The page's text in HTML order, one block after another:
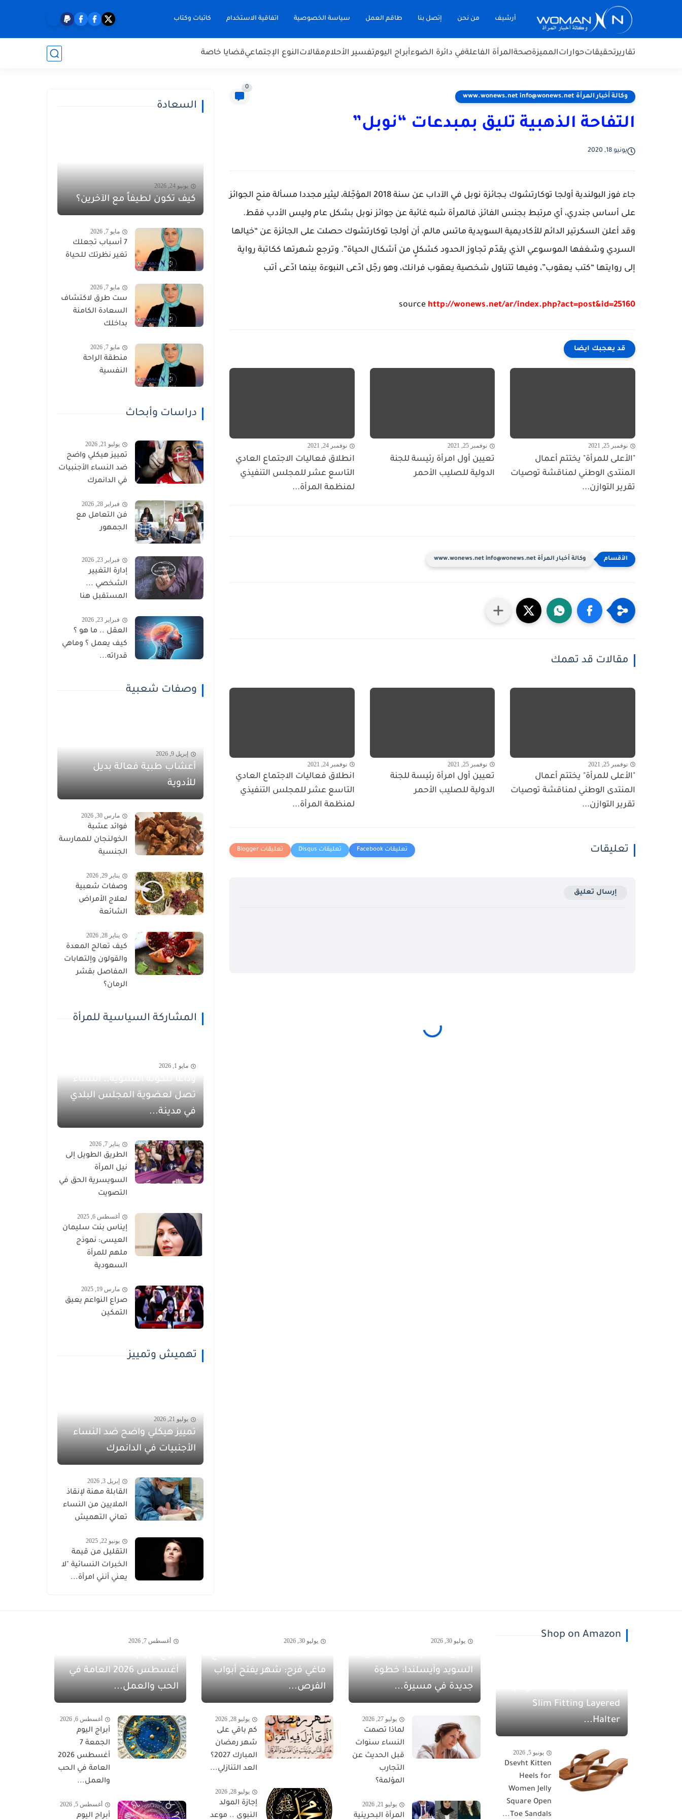
أرشيف من نحن إتصل بنا طاقم العمل سياسة الخصوصية اتفاقية الاستخدام كاتبات وكتاب
تقاريرتحقيقاتحواراتالمميزةصحةالمرأة الفاعلةفي دائرة الضوءأبراج اليومتفسير الأحلاممقالاتالنوع الإجتماعيقضايا خاصة
وكالة أخبار المرأة www.wonews.net info@wonews.net
0
التفاحة الذهبية تليق بمبدعات “نوبل”
يونيو 18, 2020
جاء فوز البولندية أولجا توكارتشوك بـجائزة نوبل في الآداب عن سنة 2018 المؤجّلة، ليثير مجددا مسألة منح الجوائز
على أساس جندري، أي مرتبط بجنس الفائز، فالمرأة شبه غائبة عن جوائز نوبل بشكل عام وليس الأدب فقط.
وقد أعلن السكرتير الدائم للأكاديمية السويدية ماتس مالم، أن أولجا توكارتشوك حصلت على الجائزة عن “خيالها
السردي وشغفها الموسوعي الذي يقدّم تجاوز الحدود كشكلٍ من أشكال الحياة”. وترجع شهرتها ككاتبة رواية
إلى روايتها “كتب يعقوب”، وفيها تتناول شخصية يعقوب فرانك، وهو رجّل ادّعى النبوءة بينما ادّعى أتب
source http://wonews.net/ar/index.php?act=post&id=25160
قد يعجبك ايضا
نوفمبر 25, 2021
"الأعلى للمرأة" يختتم أعمال
المنتدى الوطني لمناقشة توصيات
تقرير التوازن...
نوفمبر 25, 2021
تعيين أول امرأة رئيسة للجنة
الدولية للصليب الأحمر
نوفمبر 24, 2021
انطلاق فعاليات الاجتماع العادي
التاسع عشر للمجلس التنفيذي
لمنظمة المرأة...
وكالة أخبار المرأة www.wonews.net info@wonews.net
مقالات قد تهمك
نوفمبر 25, 2021
"الأعلى للمرأة" يختتم أعمال
المنتدى الوطني لمناقشة توصيات
تقرير التوازن...
نوفمبر 25, 2021
تعيين أول امرأة رئيسة للجنة
الدولية للصليب الأحمر
نوفمبر 24, 2021
انطلاق فعاليات الاجتماع العادي
التاسع عشر للمجلس التنفيذي
لمنظمة المرأة...
تعليقات
إرسال تعليق
السعادة
يونيو 24, 2026
كيف تكون لطيفاً مع الآخرين؟
مايو 7, 2026
7 أسباب تجعلك
تغير نظرتك للحياة
مايو 7, 2026
ست طرق لاكتشاف
السعادة الكامنة
بداخلك
مايو 7, 2026
منطقة الراحة
النفسية
دراسات وأبحاث
يوليو 21, 2026
تمييز هيكلي واضح
ضد النساء الأجنبيات
في الدانمرك
فبراير 28, 2026
فن التعامل مع
الجمهور
فبراير 23, 2026
إدارة التغيير
الشخصي ...
المستقبل هنا
فبراير 23, 2026
العقل .. ما هو ؟
كيف يعمل ؟ وماهي
قدراته...
وصفات شعبية
إبريل 9, 2026
أعشاب طبية فعالة بديل
للأدوية
مارس 30, 2026
فوائد عشبة
الخولنجان للممارسة
الجنسية
يناير 29, 2026
وصفات شعبية
لعلاج الأمراض
الشائعة
يناير 28, 2026
كيف تعالج المعدة
والقولون وإلتهابات
المفاصل بقشر
الرمان؟
المشاركة السياسية للمرأة
مايو 1, 2026
وداعاً للكوتة النسوية.. النساء
تصل لعضوية المجلس البلدي
في مدينة...
يناير 7, 2026
الطريق الطويل إلى
نيل المرأة
السويسرية الحق في
التصويت
أغسطس 6, 2025
إيناس بنت سليمان
العيسى: نموذج
ملهم للمرأة
السعودية
مارس 19, 2025
صراع النواعم يعيق
التمكين
تهميش وتمييز
يوليو 21, 2026
تمييز هيكلي واضح ضد النساء
الأجنبيات في الدانمرك
إبريل 3, 2026
القابلة مهنة لإنقاذ
الملايين من النساء
تعاني التهميش
يونيو 22, 2025
التقليل من قيمة
الخبرات النسائية "لا
يعني أنني امرأة...
Shop on Amazon
Slim Fitting Layered
Halter...
يونيو 5, 2026
Dsevht Kitten
Heels for
Women Jelly
Square Open
Toe Sandals...
يوليو 30, 2026
السويد وآيسلندا: خطوة
جديدة في مسيرة...
يوليو 27, 2026
لماذا تصمت
النساء سنوات
قبل الحديث عن
التجارب
المؤلمة؟
يوليو 21, 2026
المرأة البحرينية
يوليو 30, 2026
ماغي فرح: شهر يفتح أبواب
الفرص...
يوليو 28, 2026
كم باقي على
شهر رمضان
المبارك 2027؟
العد التنازلي...
يوليو 28, 2026
إجازة المولد
النبوي .. موعد
أغسطس 7, 2026
أغسطس 2026 العامة في
الحب والعمل...
أغسطس 6, 2026
أبراج اليوم
الجمعة 7
أغسطس 2026
العامة في الحب
والعمل...
أغسطس 5, 2026
أبراج اليوم